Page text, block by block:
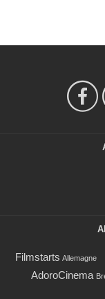
Filmstarts Allemagne
AdoroCinema